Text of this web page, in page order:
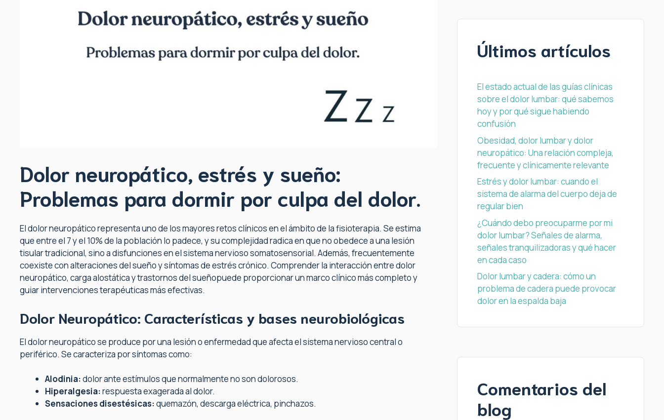
Dolor neuropático, estrés y sueño:
Problemas para dormir por culpa del dolor.
El dolor neuropático representa uno de los mayores retos clínicos en el ámbito de la fisioterapia. Se estima
que entre el 7 y el 10% de la población lo padece, y su complejidad radica en que no obedece a una lesión
tisular tradicional, sino a disfunciones en el sistema nervioso somatosensorial. Además, frecuentemente
coexiste con alteraciones del sueño y síntomas de estrés crónico. Comprender la interacción entre dolor
neuropático, carga alostática y trastornos del sueñopuede proporcionar un marco clínico más completo y
guiar intervenciones terapéuticas más efectivas.
Dolor Neuropático: Características y bases neurobiológicas
El dolor neuropático se produce por una lesión o enfermedad que afecta el sistema nervioso central o
periférico. Se caracteriza por síntomas como:
Alodinia:dolor ante estímulos que normalmente no son dolorosos.
Hiperalgesia:respuesta exagerada al dolor.
Sensaciones disestésicas:quemazón, descarga eléctrica, pinchazos.
Últimos artículos
El estado actual de las guías clínicas
sobre el dolor lumbar: qué sabemos
hoy y por qué sigue habiendo
confusión
Obesidad, dolor lumbar y dolor
neuropático: Una relación compleja,
frecuente y clínicamente relevante
Estrés y dolor lumbar: cuando el
sistema de alarma del cuerpo deja de
regular bien
¿Cuándo debo preocuparme por mi
dolor lumbar? Señales de alarma,
señales tranquilizadoras y qué hacer
en cada caso
Dolor lumbar y cadera: cómo un
problema de cadera puede provocar
dolor en la espalda baja
Comentarios del
blog